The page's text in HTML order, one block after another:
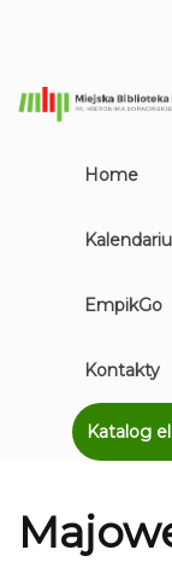
Home
EmpikGo
Kontakty
Katalog